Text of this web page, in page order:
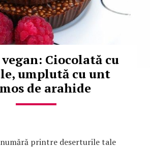
Ciocolată cu
umplută cu unt
de arahide
numără printre deserturile tale